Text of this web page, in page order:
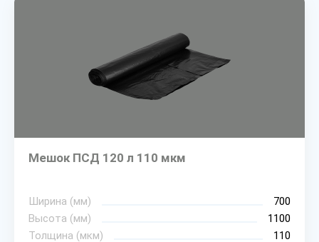
Мешок ПСД 120 л 110 мкм
Ширина (мм)
700
Высота (мм)
1100
Толщина (мкм)
110